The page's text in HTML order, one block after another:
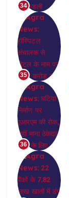
34
35
36